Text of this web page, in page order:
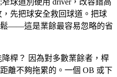
先把球安全救回球道。把球
——這是業餘最容易忽略的省
桿？
因為對多數業餘者，桿
離不夠拖累的。一個 OB 或下